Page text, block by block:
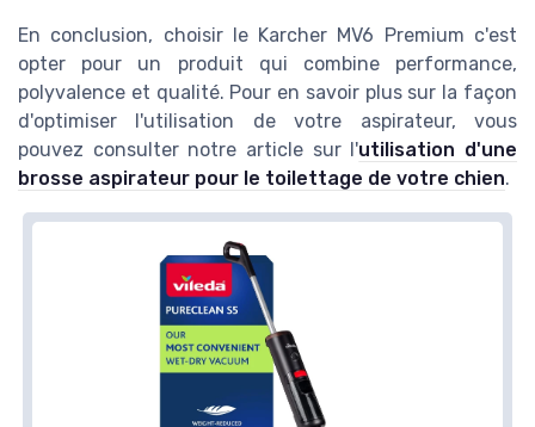
En conclusion, choisir le Karcher MV6 Premium c'est
opter pour un produit qui combine performance,
polyvalence et qualité. Pour en savoir plus sur la façon
d'optimiser l'utilisation de votre aspirateur, vous
pouvez consulter notre article sur l'utilisation d'une
brosse aspirateur pour le toilettage de votre chien.